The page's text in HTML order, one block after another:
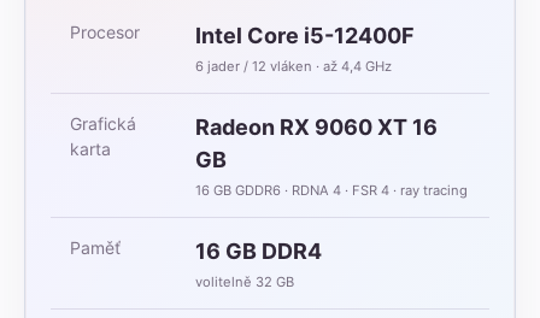
Procesor Intel Core i5-12400F
6 jader / 12 vláken · až 4,4 GHz
Grafická
karta
Radeon RX 9060 XT 16
GB
16 GB GDDR6 · RDNA 4 · FSR 4 · ray tracing
Paměť 16 GB DDR4
volitelně 32 GB